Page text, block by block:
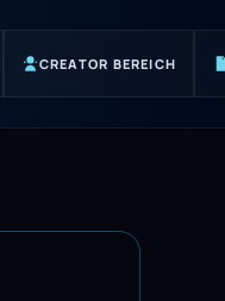
CREATOR BEREICH